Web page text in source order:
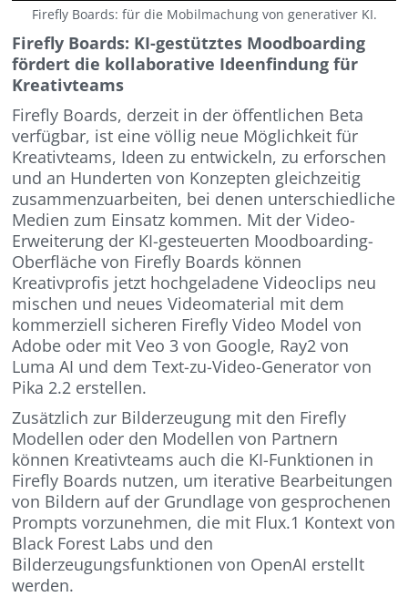
Firefly Boards: für die Mobilmachung von generativer KI.
Firefly Boards: KI-gestütztes Moodboarding
fördert die kollaborative Ideenfindung für
Kreativteams
Firefly Boards, derzeit in der öffentlichen Beta
verfügbar, ist eine völlig neue Möglichkeit für
Kreativteams, Ideen zu entwickeln, zu erforschen
und an Hunderten von Konzepten gleichzeitig
zusammenzuarbeiten, bei denen unterschiedliche
Medien zum Einsatz kommen. Mit der Video-
Erweiterung der KI-gesteuerten Moodboarding-
Oberfläche von Firefly Boards können
Kreativprofis jetzt hochgeladene Videoclips neu
mischen und neues Videomaterial mit dem
kommerziell sicheren Firefly Video Model von
Adobe oder mit Veo 3 von Google, Ray2 von
Luma AI und dem Text-zu-Video-Generator von
Pika 2.2 erstellen.
Zusätzlich zur Bilderzeugung mit den Firefly
Modellen oder den Modellen von Partnern
können Kreativteams auch die KI-Funktionen in
Firefly Boards nutzen, um iterative Bearbeitungen
von Bildern auf der Grundlage von gesprochenen
Prompts vorzunehmen, die mit Flux.1 Kontext von
Black Forest Labs und den
Bilderzeugungsfunktionen von OpenAI erstellt
werden.